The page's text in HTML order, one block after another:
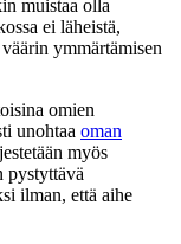
muistaa olla
ei läheistä,
ymmärtämisen
omien
unohtaa oman
myös
pystyttävä
ilman, että aihe